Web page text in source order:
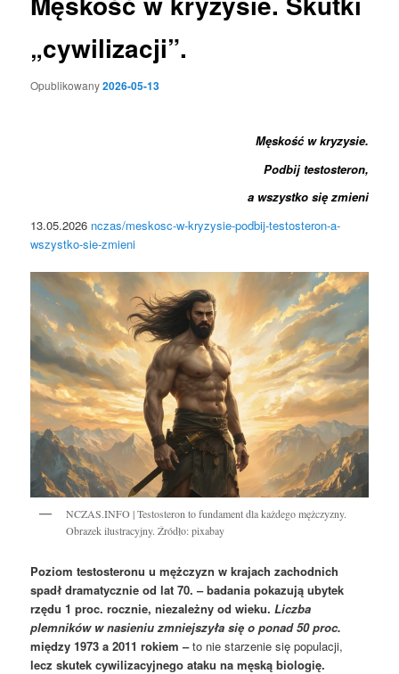
„cywilizacji”.
Opublikowany2026-05-13
Męskość w kryzysie.
Podbij testosteron,
a wszystko się zmieni
13.05.2026 nczas/meskosc-w-kryzysie-podbij-testosteron-a-
wszystko-sie-zmieni
NCZAS.INFO | Testosteron to fundament dla każdego mężczyzny.
Obrazek ilustracyjny. Źródło: pixabay
Poziom testosteronu u mężczyzn w krajach zachodnich
spadł dramatycznie od lat 70. – badania pokazują ubytek
rzędu 1 proc. rocznie, niezależny od wieku.Liczba
plemników w nasieniu zmniejszyła się o ponad 50 proc.
między 1973 a 2011 rokiem –to nie starzenie się populacji,
lecz skutek cywilizacyjnego ataku na męską biologię.